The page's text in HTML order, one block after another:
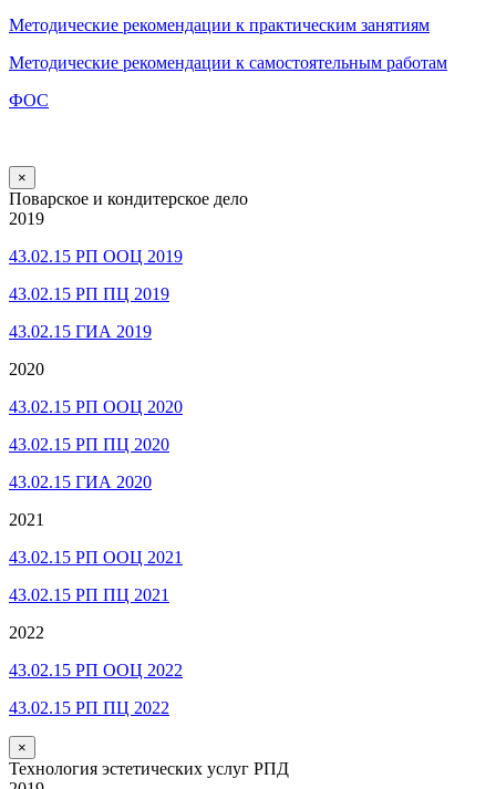
Методические рекомендации к практическим занятиям
Методические рекомендации к самостоятельным работам
ФОС
×
Поварское и кондитерское дело
2019
43.02.15 РП ООЦ 2019
43.02.15 РП ПЦ 2019
43.02.15 ГИА 2019
2020
43.02.15 РП ООЦ 2020
43.02.15 РП ПЦ 2020
43.02.15 ГИА 2020
2021
43.02.15 РП ООЦ 2021
43.02.15 РП ПЦ 2021
2022
43.02.15 РП ООЦ 2022
43.02.15 РП ПЦ 2022
×
Технология эстетических услуг РПД